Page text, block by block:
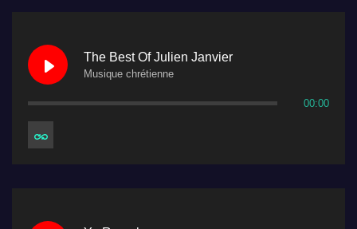
The Best Of Julien Janvier
Musique chrétienne
00:00